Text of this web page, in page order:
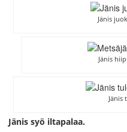
Jänis
Jänis
Jänis
Jänis syö iltapalaa.